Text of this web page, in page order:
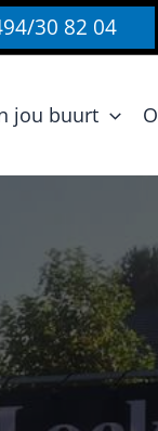
30 82 04
jou buurt